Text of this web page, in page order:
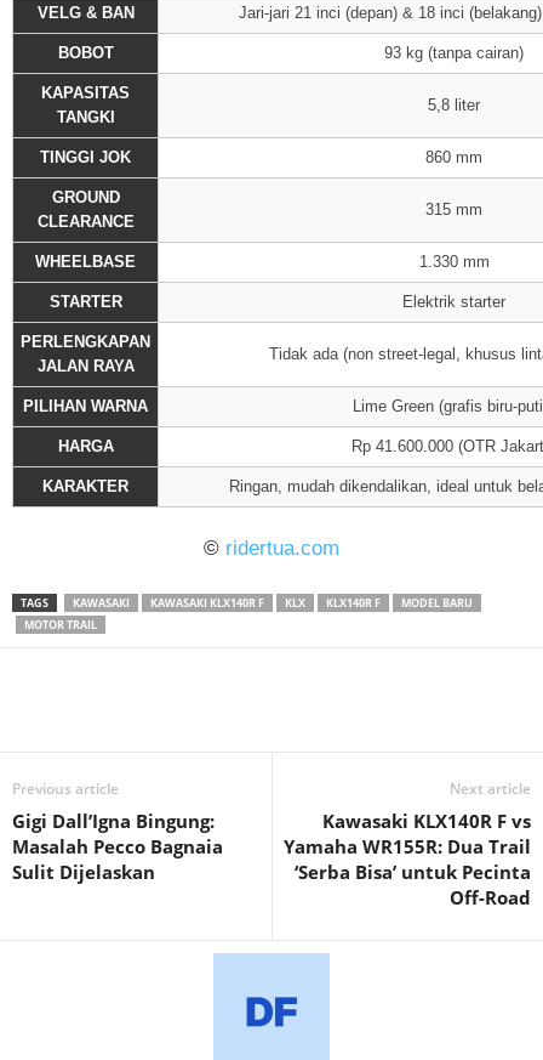
VELG & BAN Jari-jari 21 inci (depan) & 18 inci
BOBOT 93 kg (tanpa cairan)
KAPASITAS
TANGKI
5,8 liter
TINGGI JOK 860 mm
GROUND
CLEARANCE
315 mm
WHEELBASE 1.330 mm
STARTER Elektrik starter
PERLENGKAPAN
JALAN RAYA
Tidak ada (non street-legal, khusus
PILIHAN WARNA Lime Green (grafis biru-
HARGA Rp 41.600.000 (OTR
KARAKTER Ringan, mudah dikendalikan, ideal untuk
© ridertua.com
TAGS KAWASAKI KAWASAKI KLX140R F KLX KLX140R F
MODEL BARU
MOTOR TRAIL
Previous article
Gigi Dall’Igna Bingung:
Masalah Pecco Bagnaia
Sulit Dijelaskan
Next article
Kawasaki KLX140R F vs
Yamaha WR155R: Dua Trail
‘Serba Bisa’ untuk Pecinta
Off-Road